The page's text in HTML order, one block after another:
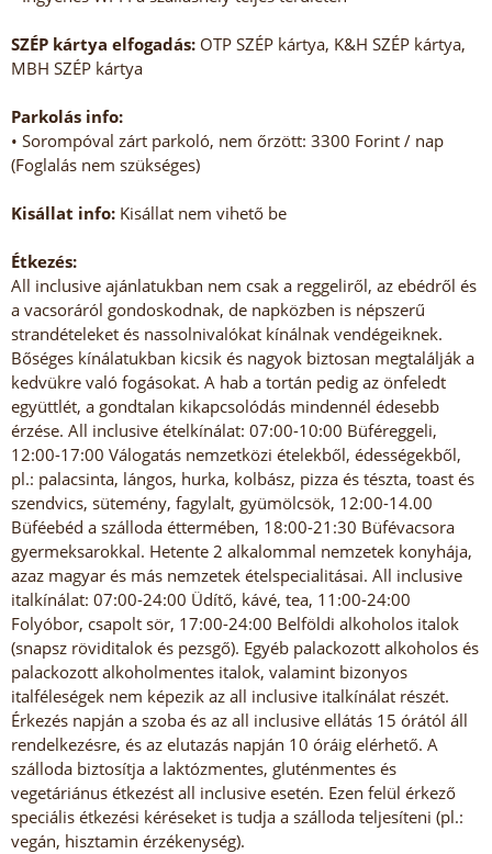
SZÉP kártya elfogadás: OTP SZÉP kártya, K&H SZÉP kártya,
MBH SZÉP kártya
Parkolás info:
• Sorompóval zárt parkoló, nem őrzött: 3300 Forint / nap
(Foglalás nem szükséges)
Kisállat info: Kisállat nem vihető be
Étkezés:
All inclusive ajánlatukban nem csak a reggeliről, az ebédről és
a vacsoráról gondoskodnak, de napközben is népszerű
strandételeket és nassolnivalókat kínálnak vendégeiknek.
Bőséges kínálatukban kicsik és nagyok biztosan megtalálják a
kedvükre való fogásokat. A hab a tortán pedig az önfeledt
együttlét, a gondtalan kikapcsolódás mindennél édesebb
érzése. All inclusive ételkínálat: 07:00-10:00 Büféreggeli,
12:00-17:00 Válogatás nemzetközi ételekből, édességekből,
pl.: palacsinta, lángos, hurka, kolbász, pizza és tészta, toast és
szendvics, sütemény, fagylalt, gyümölcsök, 12:00-14.00
Büféebéd a szálloda éttermében, 18:00-21:30 Büfévacsora
gyermeksarokkal. Hetente 2 alkalommal nemzetek konyhája,
azaz magyar és más nemzetek ételspecialitásai. All inclusive
italkínálat: 07:00-24:00 Üdítő, kávé, tea, 11:00-24:00
Folyóbor, csapolt sör, 17:00-24:00 Belföldi alkoholos italok
(snapsz röviditalok és pezsgő). Egyéb palackozott alkoholos és
palackozott alkoholmentes italok, valamint bizonyos
italféleségek nem képezik az all inclusive italkínálat részét.
Érkezés napján a szoba és az all inclusive ellátás 15 órától áll
rendelkezésre, és az elutazás napján 10 óráig elérhető. A
szálloda biztosítja a laktózmentes, gluténmentes és
vegetáriánus étkezést all inclusive esetén. Ezen felül érkező
speciális étkezési kéréseket is tudja a szálloda teljesíteni (pl.:
vegán, hisztamin érzékenység).